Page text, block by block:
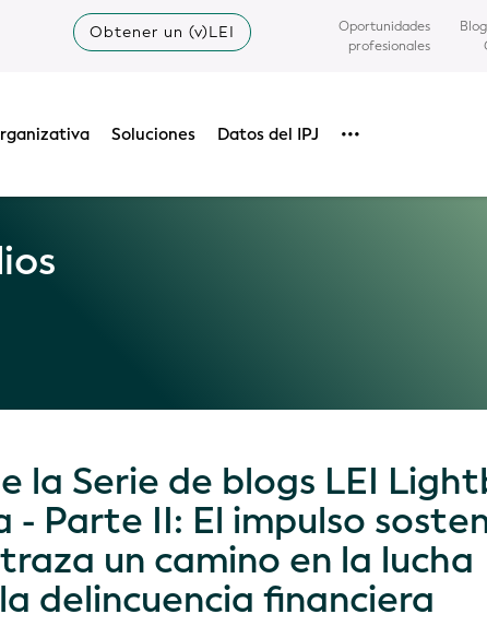
Obtener un (v)LEI
Oportunidades
profesionales
Soluciones Datos del IPJ •••
la Serie de blogs LEI
- Parte II: El impulso
un camino en la lucha
delincuencia financiera